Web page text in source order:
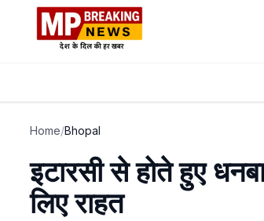
Home/Bhopal
इटारसी से होते हुए
लिए राहत